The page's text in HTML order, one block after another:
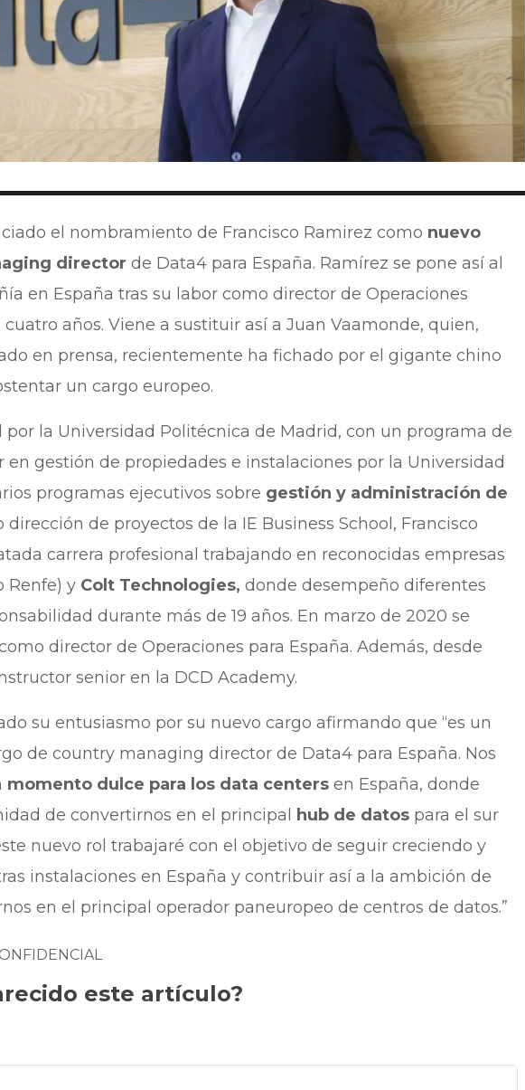
el nombramiento de Francisco Ramirez como nuevo
director de Data4 para España. Ramírez se pone así al
en España tras su labor como director de Operaciones
años. Viene a sustituir así a Juan Vaamonde, quien,
en prensa, recientemente ha fichado por el gigante chino
un cargo europeo.
la Universidad Politécnica de Madrid, con un programa de
en gestión de propiedades e instalaciones por la Universidad
programas ejecutivos sobre gestión y administración de
dirección de proyectos de la IE Business School, Francisco
carrera profesional trabajando en reconocidas empresas
Renfe) y Colt Technologies, donde desempeño diferentes
durante más de 19 años. En marzo de 2020 se
director de Operaciones para España. Además, desde
senior en la DCD Academy.
su entusiasmo por su nuevo cargo afirmando que “es un
de country managing director de Data4 para España. Nos
momento dulce para los data centers en España, donde
de convertirnos en el principal
hub de datospara el sur
nuevo rol trabajaré con el objetivo de seguir creciendo y
instalaciones en España y contribuir así a la ambición de
en el principal operador paneuropeo de centros de datos.”
este artículo?
D
Datos
D